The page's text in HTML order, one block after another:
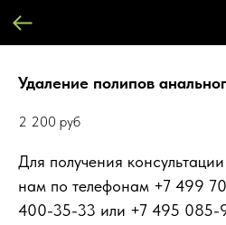
Удаление полипов
2 200 руб
Для получения
нам по телефонам +7 499
400-35-33 или +7 495 085-